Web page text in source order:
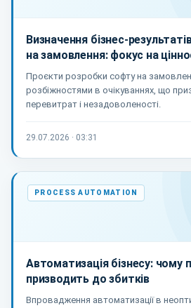
Визначення бізнес-
на замовлення: фокус на
Проєкти розробки софту на
розбіжностями в очікуваннях, що
перевитрат і незадоволеності.
29.07.2026 · 03:31
PROCESS AUTOMATION
Автоматизація бізнесу: чому
призводить до збитків
Впровадження автоматизації в